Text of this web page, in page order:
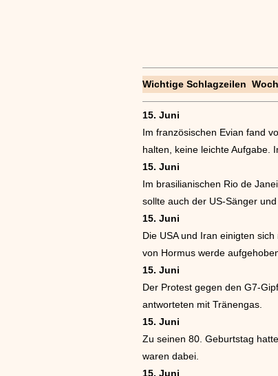
Wichtige Schlagzeilen
15. Juni
Im französischen Evian fand
halten, keine leichte Aufgabe.
15. Juni
Im brasilianischen Rio de
sollte auch der US-Sänger
15. Juni
Die USA und Iran einigten
von Hormus werde
15. Juni
Der Protest gegen den G7-
antworteten mit Tränengas.
15. Juni
Zu seinen 80. Geburtstag
waren dabei.
15. Juni